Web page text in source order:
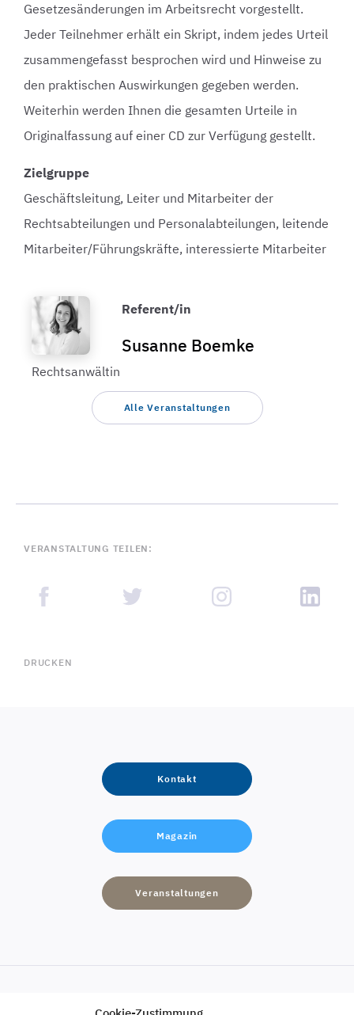
Gesetzesänderungen im Arbeitsrecht vorgestellt.
Jeder Teilnehmer erhält ein Skript, indem jedes Urteil
zusammengefasst besprochen wird und Hinweise zu
den praktischen Auswirkungen gegeben werden.
Weiterhin werden Ihnen die gesamten Urteile in
Originalfassung auf einer CD zur Verfügung gestellt.
Zielgruppe
Geschäftsleitung, Leiter und Mitarbeiter der
Rechtsabteilungen und Personalabteilungen, leitende
Mitarbeiter/Führungskräfte, interessierte Mitarbeiter
Referent/in
Susanne Boemke
Rechtsanwältin
Alle Veranstaltungen
VERANSTALTUNG TEILEN:
DRUCKEN
Kontakt
Magazin
Veranstaltungen